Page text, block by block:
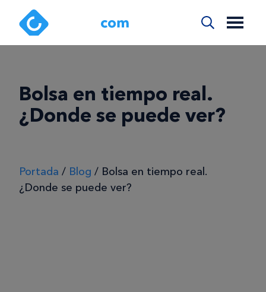
Bolsa en tiempo real.
¿Donde se puede ver?
Portada / Blog / Bolsa en tiempo real.
¿Donde se puede ver?